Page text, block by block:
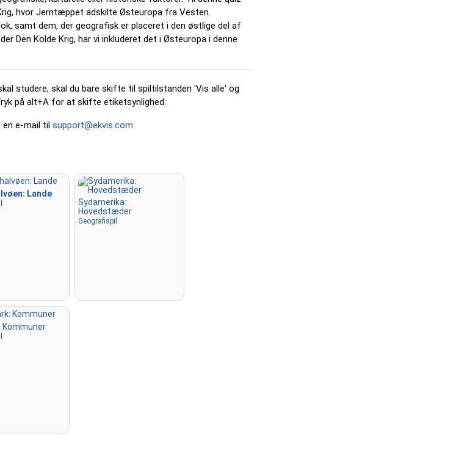
hvor Jerntæppet adskilte Østeuropa fra Vesten.
samt dem, der geografisk er placeret i den østlige del af
Den Kolde Krig, har vi inkluderet det i Østeuropa i denne
studere, skal du bare skifte til spiltilstanden 'Vis alle' og
på alt+A for at skifte etiketsynlighed.
en e-mail til support@ekvis.com
Lande
Sydamerika:
Hovedstæder
Geografispil
Kommuner